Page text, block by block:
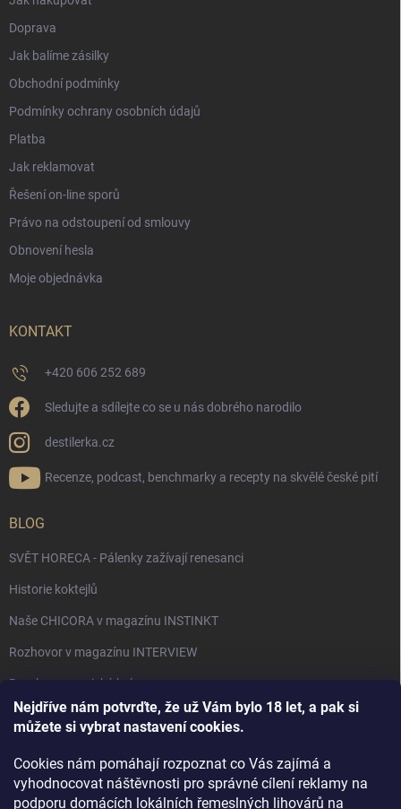
Nejdříve nám potvrďte, že už Vám bylo 18 let, a pak si
můžete si vybrat nastavení cookies.
Cookies nám pomáhají rozpoznat co Vás zajímá a
vyhodnocovat náštěvnosti pro správné cílení reklamy na
podporu domácích lokálních řemeslných lihovárů na
Doprava
Jak balíme zásilky
Obchodní podmínky
Podmínky ochrany osobních údajů
Platba
Jak reklamovat
Řešení on-line sporů
Právo na odstoupení od smlouvy
Obnovení hesla
Moje objednávka
KONTAKT
+420 606 252 689
Sledujte a sdílejte co se u nás dobrého narodilo
destilerka.cz
Recenze, podcast, benchmarky a recepty na skvělé české pití
BLOG
SVĚT HORECA - Pálenky zažívají renesanci
Historie koktejlů
Naše CHICORA v magazínu INSTINKT
Rozhovor v magazínu INTERVIEW
Bourbon, americká krása.
Napsali v TÝDNU o naší práci
Rozhovor s DESTILERKA.CZ v magazínu DRINKING-CAT